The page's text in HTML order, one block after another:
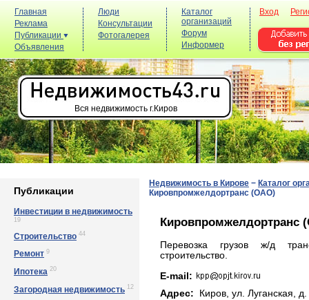
Главная
Реклама
Публикации
Объявления
Люди
Консультации
Фотогалерея
Каталог
организаций
Форум
Информер
Вход
Вся недвижимость г.Киров
Публикации
Инвестиции в недвижимость
19
Строительство 44
Ремонт 9
Ипотека 20
Загородная недвижимость 12
Недвижимость в Кирове − Каталог
Кировпромжелдортранс (ОАО)
Кировпромжелдортранс
Перевозка грузов ж/д
строительство.
E-mail:
Адрес: Киров, ул. Лугaнcкaя,